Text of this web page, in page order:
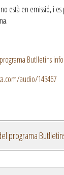
està en emissió, i
Butlletins
audio/143467